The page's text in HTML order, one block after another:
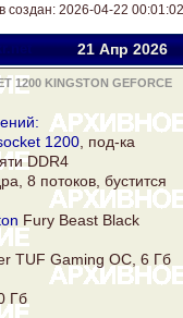
создан: 2026-04-22 00:01:02
21 Апр2026
KINGSTON GEFORCE
1200 , под-ка
DDR4
8 потоков, бустится
Fury Beast Black
TUF Gaming OC, 6 Гб
Гб